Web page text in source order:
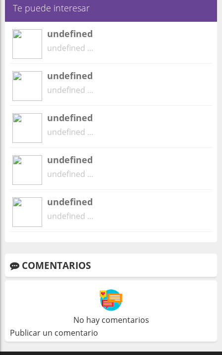
Te puede interesar
undefined
undefined ...
undefined
undefined ...
undefined
undefined ...
undefined
undefined ...
undefined
undefined ...
COMENTARIOS
No hay comentarios
Publicar un comentario